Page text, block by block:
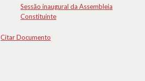
Sessão inaugural da Assembleia
Constituinte
Citar Documento